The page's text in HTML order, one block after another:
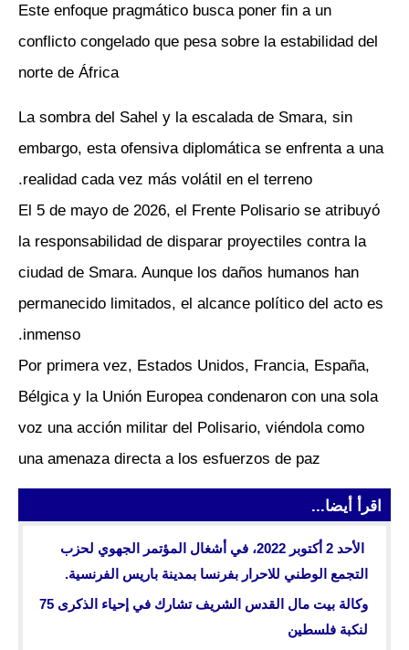
Este enfoque pragmático busca poner fin a un
conflicto congelado que pesa sobre la estabilidad del
norte de África
La sombra del Sahel y la escalada de Smara, sin
embargo, esta ofensiva diplomática se enfrenta a una
realidad cada vez más volátil en el terreno.
El 5 de mayo de 2026, el Frente Polisario se atribuyó
la responsabilidad de disparar proyectiles contra la
ciudad de Smara. Aunque los daños humanos han
permanecido limitados, el alcance político del acto es
inmenso.
Por primera vez, Estados Unidos, Francia, España,
Bélgica y la Unión Europea condenaron con una sola
voz una acción militar del Polisario, viéndola como
una amenaza directa a los esfuerzos de paz
اقرأ أيضا...
الأحد 2 أكتوبر 2022، في أشغال المؤتمر الجهوي لحزب
التجمع الوطني للاحرار بفرنسا بمدينة باريس الفرنسية.
وكالة بيت مال القدس الشريف تشارك في إحياء الذكرى 75
لنكبة فلسطين